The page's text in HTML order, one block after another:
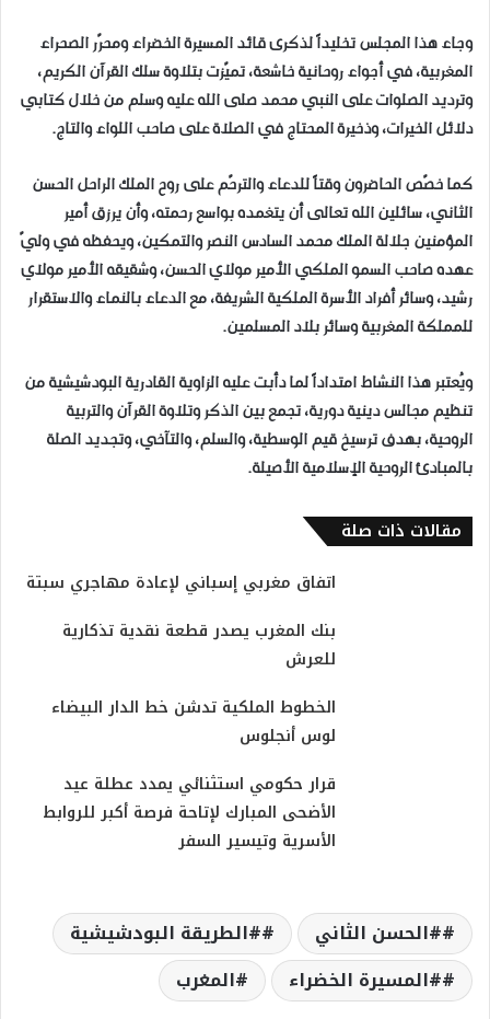
وجاء هذا المجلس تخليداً لذكرى قائد المسيرة الخضراء ومحرّر الصحراء
المغربية، في أجواء روحانية خاشعة، تميّزت بتلاوة سلك القرآن الكريم،
وترديد الصلوات على النبي محمد صلى الله عليه وسلم من خلال كتابي
دلائل الخيرات، وذخيرة المحتاج في الصلاة على صاحب اللواء والتاج.
كما خصّص الحاضرون وقتاً للدعاء والترحّم على روح الملك الراحل الحسن
الثاني، سائلين الله تعالى أن يتغمده بواسع رحمته، وأن يرزق أمير
المؤمنين جلالة الملك محمد السادس النصر والتمكين، ويحفظه في وليّ
عهده صاحب السمو الملكي الأمير مولاي الحسن، وشقيقه الأمير مولاي
رشيد، وسائر أفراد الأسرة الملكية الشريفة، مع الدعاء بالنماء والاستقرار
للمملكة المغربية وسائر بلاد المسلمين.
ويُعتبر هذا النشاط امتداداً لما دأبت عليه الزاوية القادرية البودشيشية من
تنظيم مجالس دينية دورية، تجمع بين الذكر وتلاوة القرآن والتربية
الروحية، بهدف ترسيخ قيم الوسطية، والسلم، والتآخي، وتجديد الصلة
بالمبادئ الروحية الإسلامية الأصيلة.
مقالات ذات صلة
اتفاق مغربي إسباني لإعادة مهاجري سبتة
بنك المغرب يصدر قطعة نقدية تذكارية
للعرش
الخطوط الملكية تدشن خط الدار البيضاء
لوس أنجلوس
قرار حكومي استثنائي يمدد عطلة عيد
الأضحى المبارك لإتاحة فرصة أكبر للروابط
الأسرية وتيسير السفر
#الحسن الثاني
#الطريقة البودشيشية
#المسيرة الخضراء
المغرب